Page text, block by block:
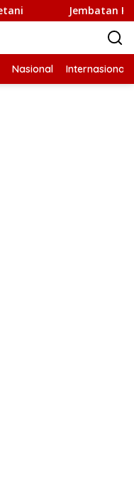
Jembatan Krueng
Nasional Internasional